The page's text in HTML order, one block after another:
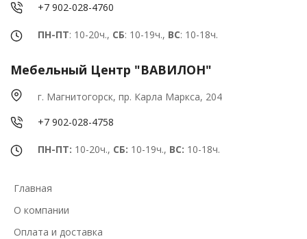
+7 902-028-4760
ПН-ПТ: 10-20ч., СБ: 10-19ч., ВС: 10-18ч.
Мебельный Центр "ВАВИЛОН"
г. Магнитогорск, пр. Карла Маркса, 204
+7 902-028-4758
ПН-ПТ: 10-20ч., СБ: 10-19ч., ВС: 10-18ч.
Главная
О компании
Оплата и доставка